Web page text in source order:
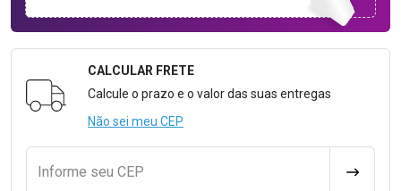
Formulário para Calcular o Frete
CALCULAR FRETE
Calcule o prazo e o valor das suas entregas
Não sei meu CEP
Informe seu CEP